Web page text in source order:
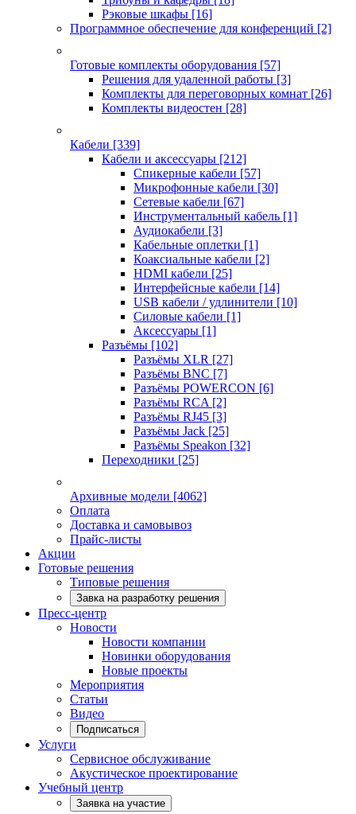
Рэковые шкафы [16]
Программное обеспечение для конференций [2]
Готовые комплекты оборудования [57]
Решения для удаленной работы [3]
Комплекты для переговорных комнат [26]
Комплекты видеостен [28]
Кабели [339]
Кабели и аксессуары [212]
Спикерные кабели [57]
Микрофонные кабели [30]
Сетевые кабели [67]
Инструментальный кабель [1]
Аудиокабели [3]
Кабельные оплетки [1]
Коаксиальные кабели [2]
HDMI кабели [25]
Интерфейсные кабели [14]
USB кабели / удлинители [10]
Силовые кабели [1]
Аксессуары [1]
Разъёмы [102]
Разъёмы XLR [27]
Разъёмы BNC [7]
Разъёмы POWERCON [6]
Разъёмы RCA [2]
Разъёмы RJ45 [3]
Разъёмы Jack [25]
Разъёмы Speakon [32]
Переходники [25]
Архивные модели [4062]
Оплата
Доставка и самовывоз
Прайс-листы
Акции
Готовые решения
Типовые решения
Завка на разработку решения
Пресс-центр
Новости
Новости компании
Новинки оборудования
Новые проекты
Мероприятия
Статьи
Видео
Подписаться
Услуги
Сервисное обслуживание
Акустическое проектирование
Учебный центр
Заявка на участие